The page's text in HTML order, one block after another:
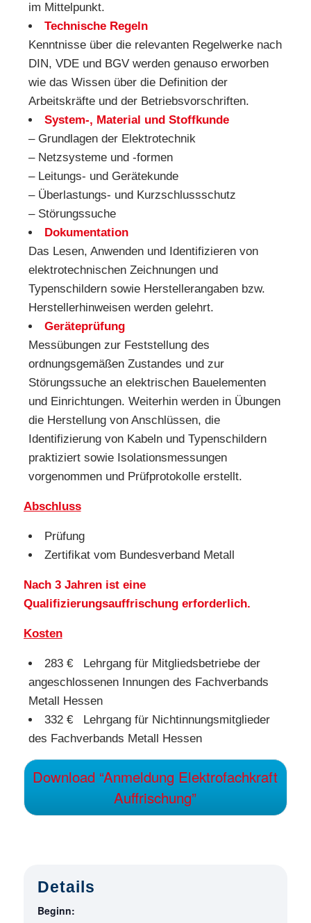
im Mittelpunkt.
Technische Regeln
Kenntnisse über die relevanten Regelwerke nach
DIN, VDE und BGV werden genauso erworben
wie das Wissen über die Definition der
Arbeitskräfte und der Betriebsvorschriften.
System-, Material und Stoffkunde
– Grundlagen der Elektrotechnik
– Netzsysteme und -formen
– Leitungs- und Gerätekunde
– Überlastungs- und Kurzschlussschutz
– Störungssuche
Dokumentation
Das Lesen, Anwenden und Identifizieren von
elektrotechnischen Zeichnungen und
Typenschildern sowie Herstellerangaben bzw.
Herstellerhinweisen werden gelehrt.
Geräteprüfung
Messübungen zur Feststellung des
ordnungsgemäßen Zustandes und zur
Störungssuche an elektrischen Bauelementen
und Einrichtungen. Weiterhin werden in Übungen
die Herstellung von Anschlüssen, die
Identifizierung von Kabeln und Typenschildern
praktiziert sowie Isolationsmessungen
vorgenommen und Prüfprotokolle erstellt.
Abschluss
Prüfung
Zertifikat vom Bundesverband Metall
Nach 3 Jahren ist eine
Qualifizierungsauffrischung erforderlich.
Kosten
283 € Lehrgang für Mitgliedsbetriebe der
angeschlossenen Innungen des Fachverbands
Metall Hessen
332 € Lehrgang für Nichtinnungsmitglieder
des Fachverbands Metall Hessen
Download “Anmeldung Elektrofachkraft
Auffrischung”
Details
Beginn: